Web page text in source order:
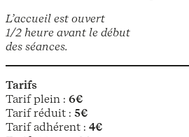
L’accueil est ouvert
1/2 heure avant le début
des séances.
Tarifs
Tarif plein : 6€
Tarif réduit : 5€
Tarif adhérent : 4€